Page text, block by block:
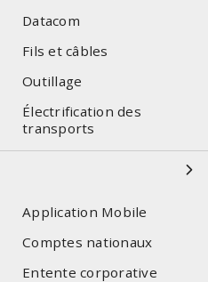
Datacom
Fils et câbles
Outillage
Électrification des
transports
Application Mobile
Comptes nationaux
Entente corporative